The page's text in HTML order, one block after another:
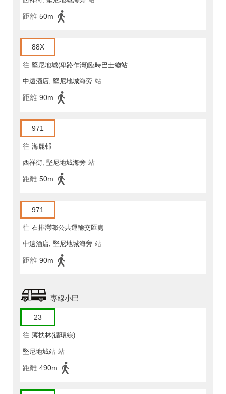
距離 50m
88X
往 堅尼地城(卑路乍灣)臨時巴士總站
中遠酒店, 堅尼地城海旁 站
距離 90m
971
往 海麗邨
西祥街, 堅尼地城海旁 站
距離 50m
971
往 石排灣邨公共運輸交匯處
中遠酒店, 堅尼地城海旁 站
距離 90m
專線小巴
23
往 薄扶林(循環線)
堅尼地城站 站
距離 490m